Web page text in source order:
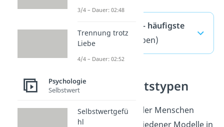
Persönlichkeit — häufigste
Fragen
(ausklappen)
Persönlichkeitstypen
Die Persönlichkeit aller Menschen
kann anhand verschiedener Modelle in
3/4 – Dauer: 02:48
Trennung trotz
Liebe
4/4 – Dauer: 02:52
Psychologie
Selbstwert
Selbstwertgefü
hl